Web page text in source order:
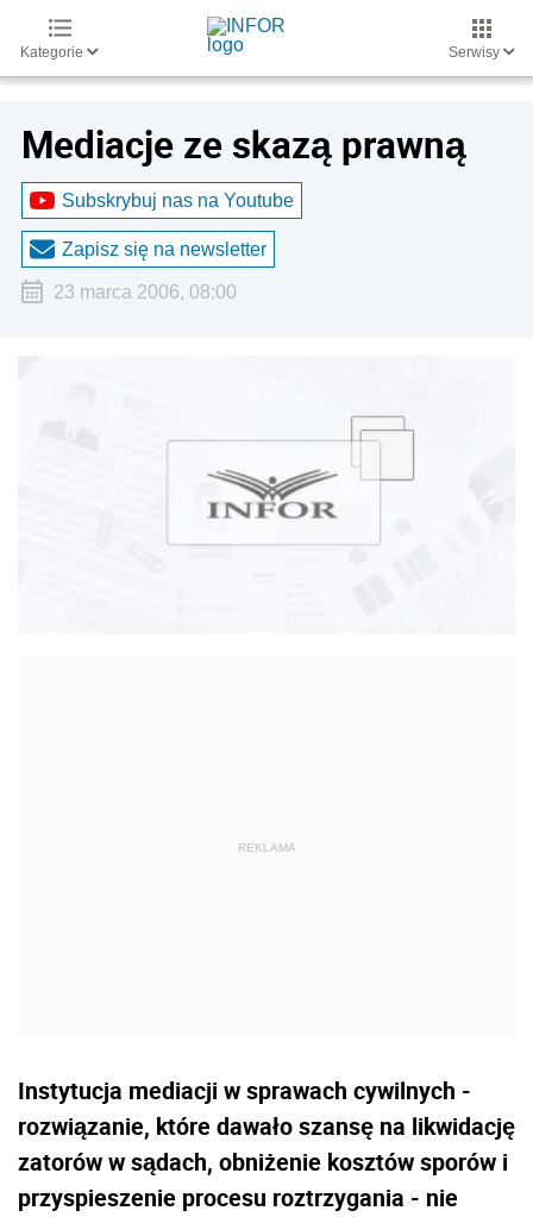
Kategorie Serwisy
Mediacje ze skazą prawną
Subskrybuj nas na Youtube
Zapisz się na newsletter
23 marca 2006, 08:00
Instytucja mediacji w sprawach cywilnych -
rozwiązanie, które dawało szansę na likwidację
zatorów w sądach, obniżenie kosztów sporów i
przyspieszenie procesu roztrzygania - nie